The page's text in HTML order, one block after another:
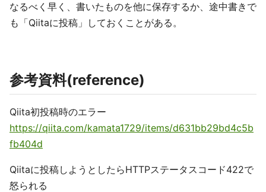
なるべく早く、書いたものを他に保存するか、途中書きで
も「Qiitaに投稿」しておくことがある。
参考資料(reference)
Qiita初投稿時のエラー
https://qiita.com/kamata1729/items/d631bb29bd4c5b
fb404d
Qiitaに投稿しようとしたらHTTPステータスコード422で
怒られる